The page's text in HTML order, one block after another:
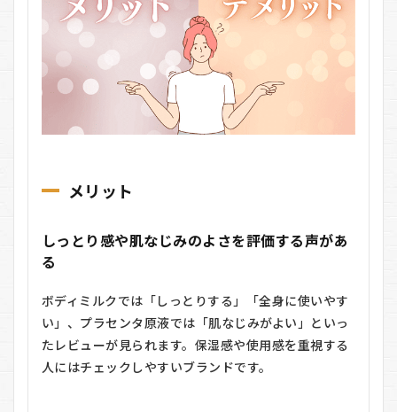
メリット
しっとり感や肌なじみのよさを評価する声があ
る
ボディミルクでは「しっとりする」「全身に使いやす
い」、プラセンタ原液では「肌なじみがよい」といっ
たレビューが見られます。保湿感や使用感を重視する
人にはチェックしやすいブランドです。